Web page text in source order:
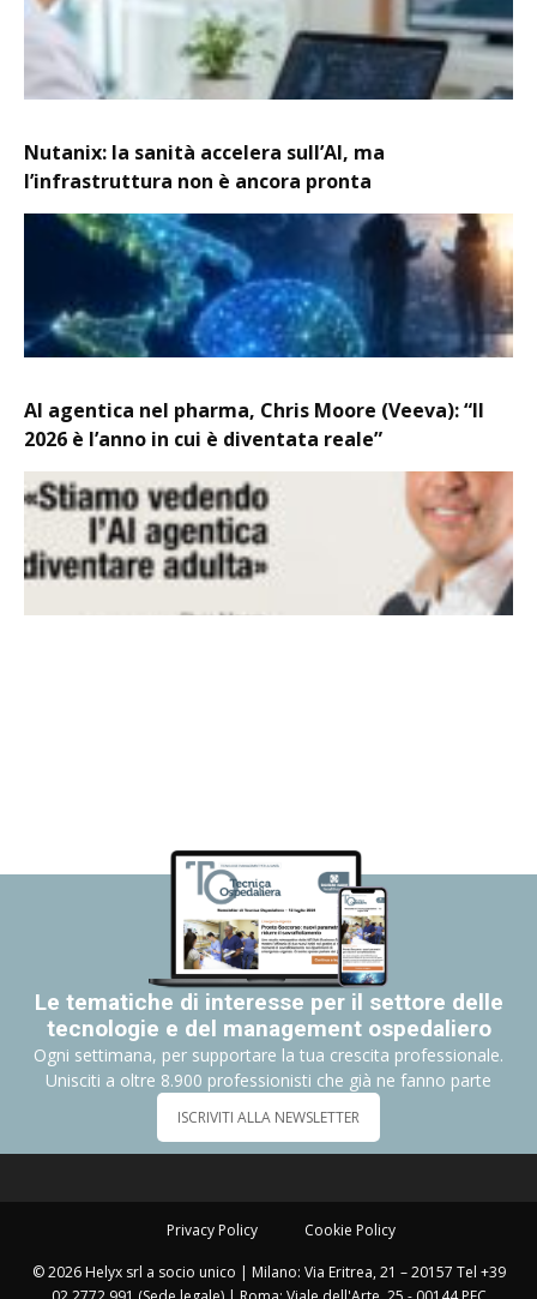
Nutanix: la sanità accelera sull’AI, ma
l’infrastruttura non è ancora pronta
AI agentica nel pharma, Chris Moore (Veeva): “Il
2026 è l’anno in cui è diventata reale”
Le tematiche di interesse per il settore delle
tecnologie e del management ospedaliero
Ogni settimana, per supportare la tua crescita professionale.
Unisciti a oltre 8.900 professionisti che già ne fanno parte
ISCRIVITI ALLA NEWSLETTER
Privacy Policy Cookie Policy
© 2026 Helyx srl a socio unico | Milano: Via Eritrea, 21 – 20157 Tel +39